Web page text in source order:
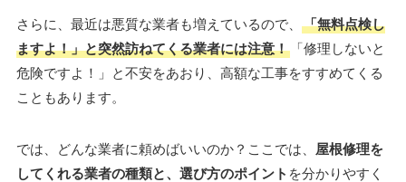
さらに、最近は悪質な業者も増えているので、
「無料点検し
ますよ！」と突然訪ねてくる業者には注意！「修理しないと
危険ですよ！」と不安をあおり、高額な工事をすすめてくる
こともあります。
では、どんな業者に頼めばいいのか？ここでは、 屋根修理を
してくれる業者の種類と、選び方のポイント を分かりやすく